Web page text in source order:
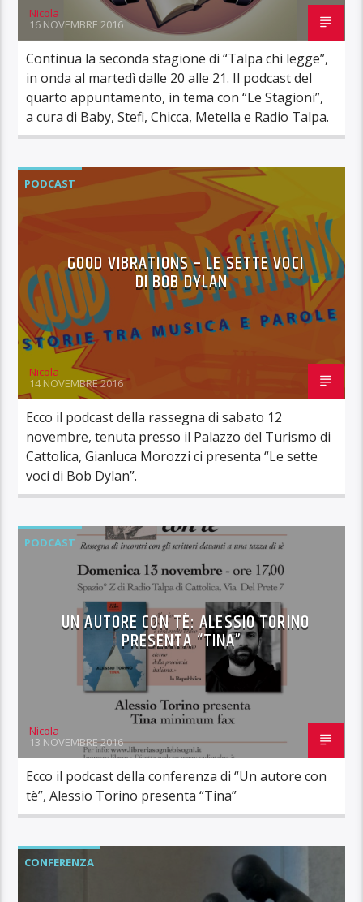
Nicola
16 NOVEMBRE 2016
Continua la seconda stagione di “Talpa chi legge”,
in onda al martedì dalle 20 alle 21. Il podcast del
quarto appuntamento, in tema con “Le Stagioni”,
a cura di Baby, Stefi, Chicca, Metella e Radio Talpa.
PODCAST
GOOD VIBRATIONS – LE SETTE VOCI
DI BOB DYLAN
Nicola
14 NOVEMBRE 2016
Ecco il podcast della rassegna di sabato 12
novembre, tenuta presso il Palazzo del Turismo di
Cattolica, Gianluca Morozzi ci presenta “Le sette
voci di Bob Dylan”.
PODCAST
UN AUTORE CON TÈ: ALESSIO TORINO
PRESENTA “TINA”
Nicola
13 NOVEMBRE 2016
Ecco il podcast della conferenza di “Un autore con
tè”, Alessio Torino presenta “Tina”
CONFERENZA